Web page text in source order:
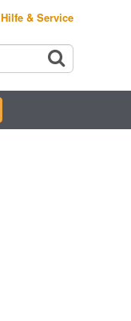
Hilfe & Service